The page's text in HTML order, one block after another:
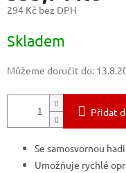
294 Kč bez DPH
cena:
Skladem
Můžeme doručit do:
Přidat
Se samosvornou
Umožňuje rychlé